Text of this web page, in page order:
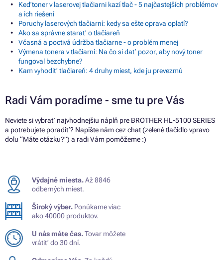
Keď toner v laserovej tlačiarni kazí tlač - 5 najčastejších problémov
a ich riešení
Poruchy laserových tlačiarní: kedy sa ešte oprava oplatí?
Ako sa správne starať o tlačiareň
Včasná a poctivá údržba tlačiarne - o problém menej
Výmena tonera v tlačiarni: Na čo si dať pozor, aby nový toner
fungoval bezchybne?
Kam vyhodiť tlačiareň: 4 druhy miest, kde ju prevezmú
Radi Vám poradíme - sme tu pre Vás
Neviete si vybrať najvhodnejšiu náplň pre BROTHER HL-5100 SERIES
a potrebujete poradiť? Napíšte nám cez chat (zelené tlačidlo vpravo
dolu “Máte otázku?”) a radi Vám pomôžeme :)
Výdajné miesta.Až 8846
odberných miest.
Široký výber. Ponúkame viac
ako 40000 produktov.
U nás máte čas.Tovar môžete
vrátiť do 30 dní.